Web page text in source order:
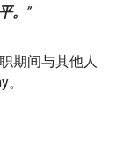
。 ”
职期间与其他人